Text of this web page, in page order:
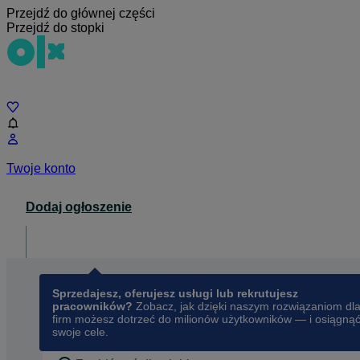
Przejdź do głównej części
Przejdź do stopki
Twoje konto
Dodaj ogłoszenie
Sprzedajesz, oferujesz usługi lub rekrutujesz
pracowników? Zobacz, jak dzięki naszym rozwiązaniom dla
firm możesz dotrzeć do milionów użytkowników — i osiągnąć
swoje cele.